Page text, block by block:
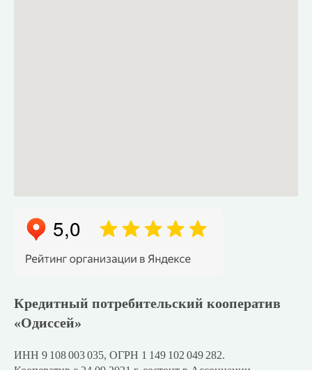
Кредитный потребительский кооператив
«Одиссей»
ИНН 9 108 003 035, ОГРН 1 149 102 049 282.